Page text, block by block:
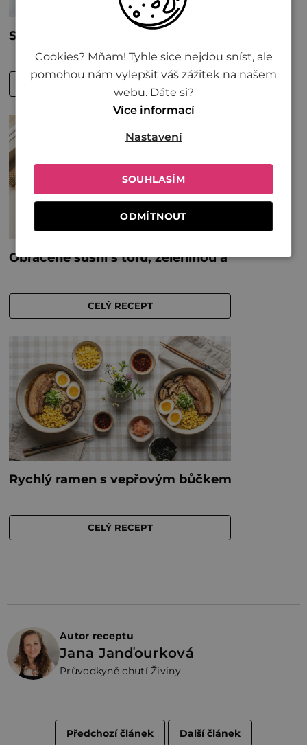
Autor receptu
Jana Janďourková
Průvodkyně chutí Živiny
Předchozí článek Další článek
Cookies? Mňam! Tyhle sice nejdou sníst, ale
pomohou nám vylepšit váš zážitek na našem
webu. Dáte si?
Více informací
SOUHLASÍM
ODMÍTNOUT
Nastavení